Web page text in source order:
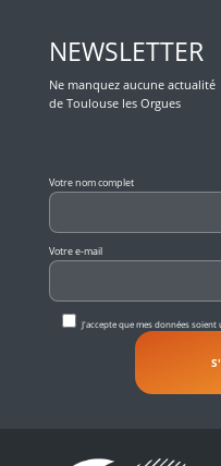
NEWSLETTER
Ne manquez aucune actualité
de Toulouse les Orgues
Votre nom complet
Votre e-mail
J'accepte que mes données